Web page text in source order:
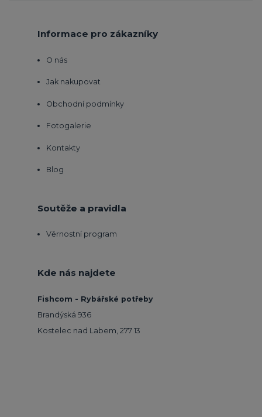
Informace pro zákazníky
O nás
Jak nakupovat
Obchodní podmínky
Fotogalerie
Kontakty
Blog
Soutěže a pravidla
Věrnostní program
Kde nás najdete
Fishcom - Rybářské potřeby
Brandýská 936
Kostelec nad Labem, 277 13